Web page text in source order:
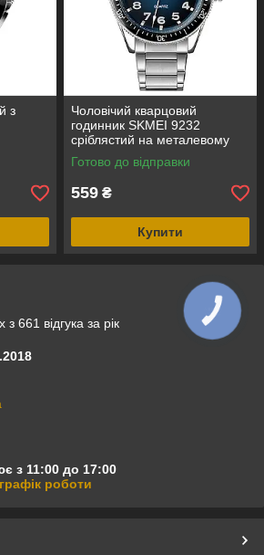
з
Чоловічий кварцовий
годинник SKMEI 9232
сріблястий на металевому
браслеті, синій циферблат
Готово до відправки
559 ₴
Купити
661 відгука за рік
з 11:00 до 17:00
роботи